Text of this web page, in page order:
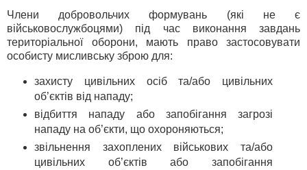
Члени добровольчих формувань (які не є
військовослужбоцями) під час виконання завдань
територіальної оборони, мають право застосовувати
особисту мисливську зброю для:
захисту цивільних осіб та/або цивільних
об’єктів від нападу;
відбиття нападу або запобігання загрозі
нападу на об’єкти, що охороняються;
звільнення захоплених військових та/або
цивільних об’єктів або запобігання